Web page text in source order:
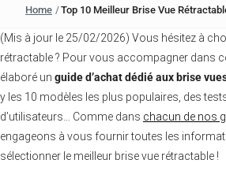
Home /Top 10 Meilleur Brise Vue
(Mis à jour le 25/02/2026) Vous hésitez à
rétractable ? Pour vous accompagner dans
élaboré un guide d’achat dédié aux brise
y les 10 modèles les plus populaires, des
d’utilisateurs… Comme dans chacun de nos
engageons à vous fournir toutes les
sélectionner le meilleur brise vue rétractable !